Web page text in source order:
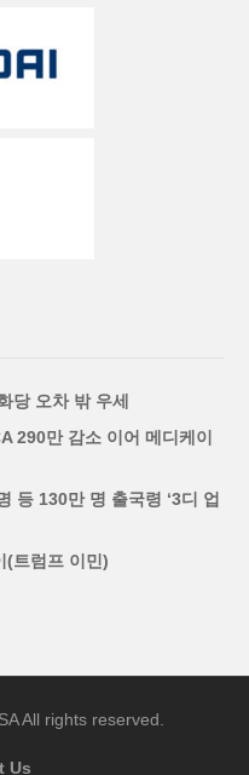
당 오차 밖 우세
290만 감소 이어 메디케이
등 130만 명 출국령 ‘3디 업
(트럼프 이민)
All rights reserved.
Us